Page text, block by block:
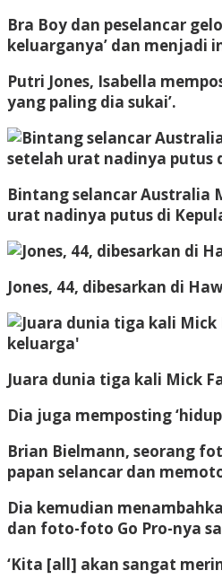
Bra Boy dan peselancar
keluarganya’ dan menjadi
Putri Jones, Isabella
yang paling dia sukai’.
Bintang selancar Australia
urat nadinya putus di
Jones, 44, dibesarkan di
Juara dunia tiga kali Mick
Dia juga memposting
Brian Bielmann, seorang
papan selancar dan
Dia kemudian
dan foto-foto Go Pro-nya
‘Kita [all] akan sangat